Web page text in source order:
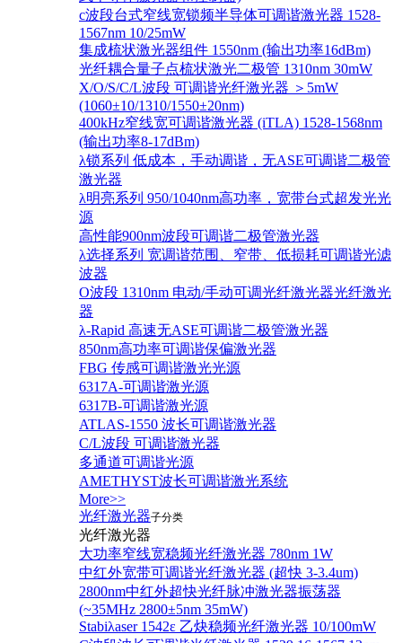
c波段台式窄线宽锁频半导体可调谐激光器 1528-
1567nm 10/25mW
集成梳状激光器组件 1550nm (输出功率16dBm)
光纤耦合量子点梳状激光二极管 1310nm 30mW
X/O/S/C/L波段 可调谐光纤激光器 ＞5mW
(1060±10/1310/1550±20nm)
400kHz窄线宽可调谐激光器 (iTLA) 1528-1568nm
(输出功率8-17dBm)
λ锁系列 低成本，手动调谐，无ASE可调谐二极管
激光器
λ明亮系列 950/1040nm高功率，宽带台式超发光光
源
高性能900nm波段可调谐二极管激光器
λ选择系列 宽调谐范围、窄带、低损耗可调谐光滤
波器
O波段 1310nm 电动/手动可调光纤激光器光纤激光
器
λ-Rapid 高速无ASE可调谐二极管激光器
850nm高功率可调谐保偏激光器
FBG 传感可调谐激光光源
6317A-可调谐激光源
6317B-可调谐激光源
ATLAS-1550 波长可调谐激光器
C/L波段 可调谐激光器
多通道可调谐光源
AMETHYST波长可调谐激光系统
More>>
光纤激光器子分类
光纤激光器
大功率窄线宽稳频光纤激光器 780nm 1W
中红外宽带可调谐光纤激光器 (超快 3-3.4um)
2800nm中红外超快光纤脉冲激光器振荡器
(~35MHz 2800±5nm 35mW)
Stabiλaser 1542ε 乙炔稳频光纤激光器 10/100mW